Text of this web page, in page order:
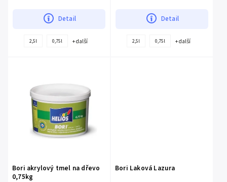
Detail
2,5l 0,75l + další
Detail
2,5l 0,75l + další
Bori akrylový tmel na dřevo
0,75kg
Bori Laková Lazura